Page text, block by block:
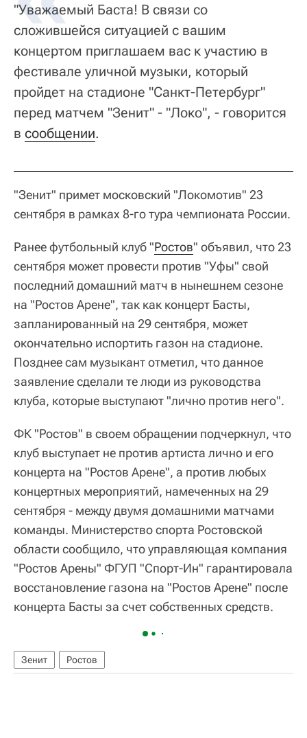
"Уважаемый Баста! В связи со
сложившейся ситуацией с вашим
концертом приглашаем вас к участию в
фестивале уличной музыки, который
пройдет на стадионе "Санкт-Петербург"
перед матчем "Зенит" - "Локо", - говорится
в сообщении.
"Зенит" примет московский "Локомотив" 23
сентября в рамках 8-го тура чемпионата России.
Ранее футбольный клуб "Ростов" объявил, что 23
сентября может провести против "Уфы" свой
последний домашний матч в нынешнем сезоне
на "Ростов Арене", так как концерт Басты,
запланированный на 29 сентября, может
окончательно испортить газон на стадионе.
Позднее сам музыкант отметил, что данное
заявление сделали те люди из руководства
клуба, которые выступают "лично против него".
ФК "Ростов" в своем обращении подчеркнул, что
клуб выступает не против артиста лично и его
концерта на "Ростов Арене", а против любых
концертных мероприятий, намеченных на 29
сентября - между двумя домашними матчами
команды. Министерство спорта Ростовской
области сообщило, что управляющая компания
"Ростов Арены" ФГУП "Спорт-Ин" гарантировала
восстановление газона на "Ростов Арене" после
концерта Басты за счет собственных средств.
Зенит Ростов